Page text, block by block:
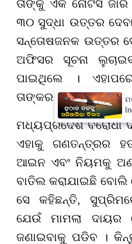
ତାଙ୍କୁ ଏକ ନୋଟିସ ଜାରି
୩୦ ସୁଦ୍ଧା ଉତ୍ତର
ସନ୍ତୋଷଜନକ ଉତ୍ତର
ଅଫିସର ସୂଚନା
ପାଇଥିଲେ ।
ତାଙ୍କର ନାମାଙ୍କନକୁ
ମଧ୍ୟପ୍ରଦେଶ ବିରୋଧୀ
ଏହାକୁ ଗଣତନ୍ତ୍ରର
ଆଇନ ଏବଂ ନିୟମକୁ
ବାତିଲ କରାଯାଇଛି
ସେ କହିଛନ୍ତି,
ଯେଉଁ ମାମଲା
ଜଣାଇବାକୁ ପଡିବ ।